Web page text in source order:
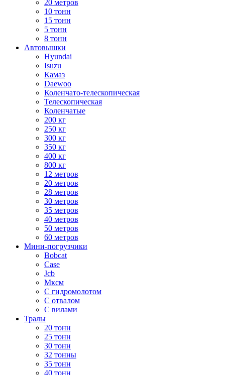
20 метров
10 тонн
15 тонн
5 тонн
8 тонн
Автовышки
Hyundai
Isuzu
Камаз
Daewoo
Коленчато-телескопическая
Телескопическая
Коленчатые
200 кг
250 кг
300 кг
350 кг
400 кг
800 кг
12 метров
20 метров
28 метров
30 метров
35 метров
40 метров
50 метров
60 метров
Мини-погрузчики
Bobcat
Case
Jcb
Мксм
С гидромолотом
С отвалом
С вилами
Тралы
20 тонн
25 тонн
30 тонн
32 тонны
35 тонн
40 тонн